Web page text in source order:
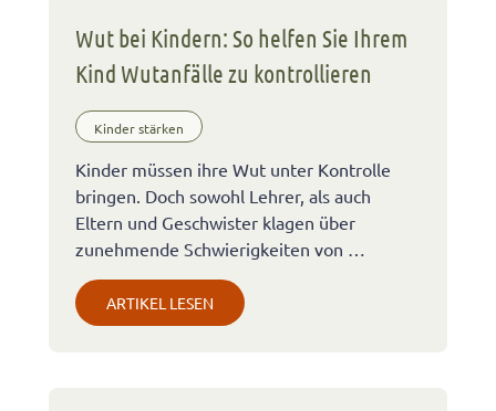
Wut bei Kindern: So helfen Sie Ihrem
Kind Wutanfälle zu kontrollieren
Kinder stärken
Kinder müssen ihre Wut unter Kontrolle
bringen. Doch sowohl Lehrer, als auch
Eltern und Geschwister klagen über
zunehmende Schwierigkeiten von …
ARTIKEL LESEN